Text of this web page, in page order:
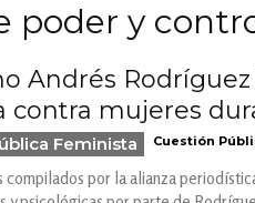
poder y
Andrés
contra mujeres
Feminista Cuestión
compilados por la alianza